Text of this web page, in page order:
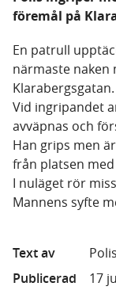
föremål på
En patrull
närmaste naken
Klarabergsgatan.
Vid ingripandet
avväpnas och
Han grips men
från platsen
I nuläget rör
Mannens syfte
Text av
Publicerad
17